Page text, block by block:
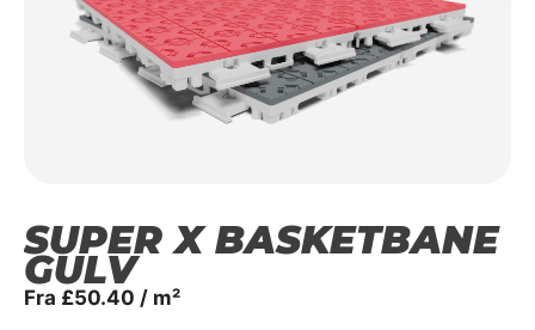
SUPER X BASKETBANE
GULV
Fra £50.40 / m²